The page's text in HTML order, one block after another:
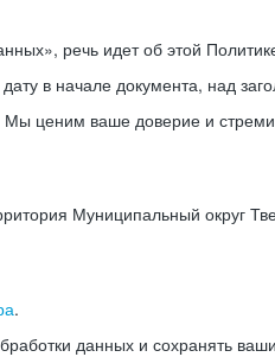
речь идет об этой
в начале документа, над
ценим ваше доверие и
Муниципальный округ
.
данных и сохранять